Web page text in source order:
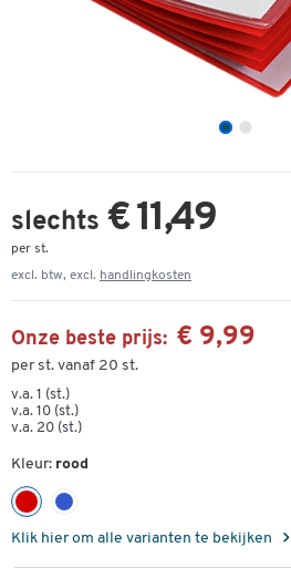
slechts € 11,49
per st.
excl. btw, excl. handlingkosten
Onze beste prijs: € 9,99
per st. vanaf 20 st.
v.a. 1 (st.)
v.a. 10 (st.)
v.a. 20 (st.)
Kleur: rood
Klik hier om alle varianten te bekijken